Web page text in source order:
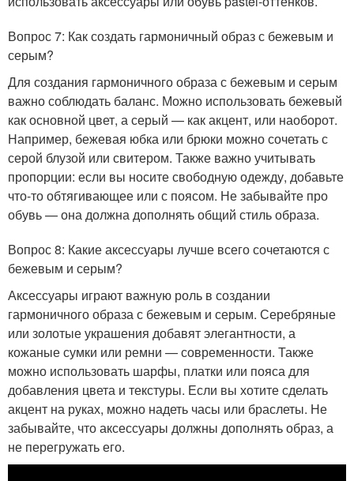
Вопрос 7: Как создать гармоничный образ с бежевым и
серым?
Для создания гармоничного образа с бежевым и серым
важно соблюдать баланс. Можно использовать бежевый
как основной цвет, а серый — как акцент, или наоборот.
Например, бежевая юбка или брюки можно сочетать с
серой блузой или свитером. Также важно учитывать
пропорции: если вы носите свободную одежду, добавьте
что-то обтягивающее или с поясом. Не забывайте про
обувь — она должна дополнять общий стиль образа.
Вопрос 8: Какие аксессуары лучше всего сочетаются с
бежевым и серым?
Аксессуары играют важную роль в создании
гармоничного образа с бежевым и серым. Серебряные
или золотые украшения добавят элегантности, а
кожаные сумки или ремни — современности. Также
можно использовать шарфы, платки или пояса для
добавления цвета и текстуры. Если вы хотите сделать
акцент на руках, можно надеть часы или браслеты. Не
забывайте, что аксессуары должны дополнять образ, а
не перегружать его.